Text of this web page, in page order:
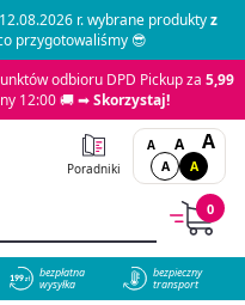
r. wybrane produktyz
przygotowaliśmy 😎
odbioru DPD Pickup za 5,99
12:00 🚚 ➡Skorzystaj!
Poradniki
A A A
A A
0
bezpłatna
wysyłka
bezpieczny
transport